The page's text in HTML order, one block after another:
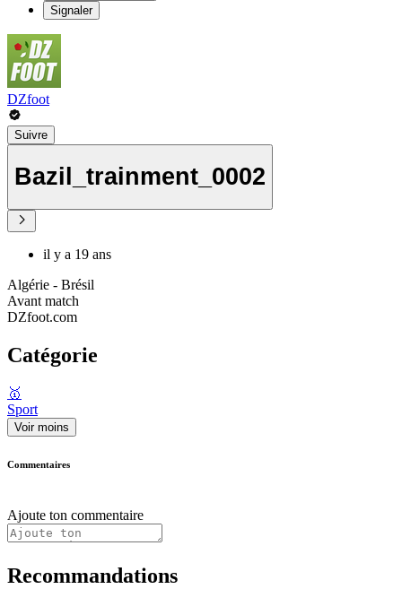
Signaler
DZfoot
Suivre
Bazil_trainment_0002
il y a 19 ans
Algérie - Brésil
Avant match
DZfoot.com
Catégorie
🥇
Sport
Voir moins
Commentaires
Ajoute ton commentaire
Recommandations